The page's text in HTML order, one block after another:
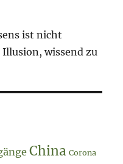
Forever
21
ist nicht
wissend zu
China Corona